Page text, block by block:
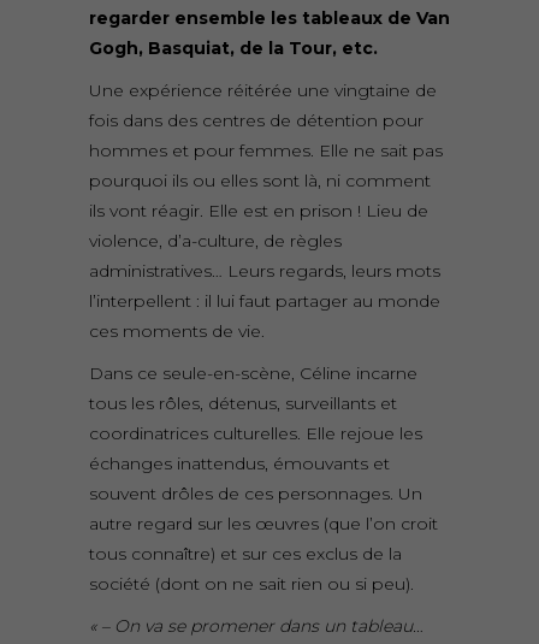
regarder ensemble les tableaux de Van
Gogh, Basquiat, de la Tour, etc.
Une expérience réitérée une vingtaine de
fois dans des centres de détention pour
hommes et pour femmes. Elle ne sait pas
pourquoi ils ou elles sont là, ni comment
ils vont réagir. Elle est en prison ! Lieu de
violence, d’a-culture, de règles
administratives… Leurs regards, leurs mots
l’interpellent : il lui faut partager au monde
ces moments de vie.
Dans ce seule-en-scène, Céline incarne
tous les rôles, détenus, surveillants et
coordinatrices culturelles. Elle rejoue les
échanges inattendus, émouvants et
souvent drôles de ces personnages. Un
autre regard sur les œuvres (que l’on croit
tous connaître) et sur ces exclus de la
société (dont on ne sait rien ou si peu).
« – On va se promener dans un tableau…